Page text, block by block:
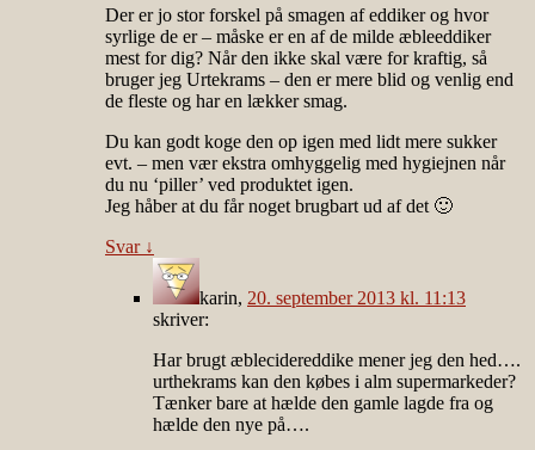
Der er jo stor forskel på smagen af eddiker og hvor
syrlige de er – måske er en af de milde æbleeddiker
mest for dig? Når den ikke skal være for kraftig, så
bruger jeg Urtekrams – den er mere blid og venlig end
de fleste og har en lækker smag.
Du kan godt koge den op igen med lidt mere sukker
evt. – men vær ekstra omhyggelig med hygiejnen når
du nu ‘piller’ ved produktet igen.
Jeg håber at du får noget brugbart ud af det 🙂
Svar ↓
karin, 20. september 2013 kl. 11:13
skriver:
Har brugt æblecidereddike mener jeg den hed….
urthekrams kan den købes i alm supermarkeder?
Tænker bare at hælde den gamle lagde fra og
hælde den nye på….